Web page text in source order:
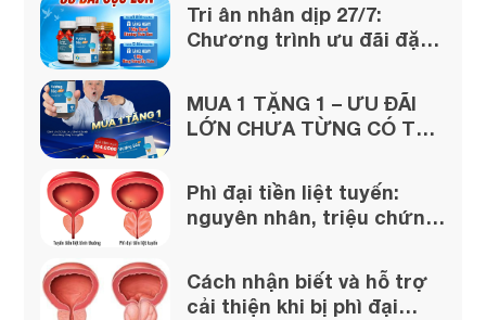
Tri ân nhân dịp 27/7:
Chương trình ưu đãi đặc
MUA 1 TẶNG 1 – ƯU ĐÃI
LỚN CHƯA TỪNG CÓ TỪ
Phì đại tiền liệt tuyến:
nguyên nhân, triệu chứng
Cách nhận biết và hỗ trợ
cải thiện khi bị phì đại